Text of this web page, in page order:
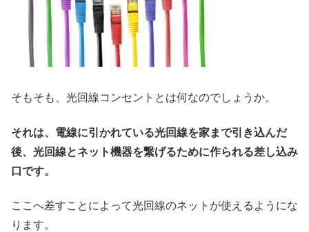
そもそも、光回線コンセントとは何なのでしょうか。
それは、電線に引かれている光回線を家まで引き込んだ
後、光回線とネット機器を繋げるために作られる差し込み
口です。
ここへ差すことによって光回線のネットが使えるようにな
ります。